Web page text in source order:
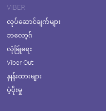
VIBER
လုပ်ဆောင်ချက်များ
ဘလော့ဂ်
လုံခြုံရေး
Viber Out
နှုန်းထားများ
ပံ့ပိုးမှု